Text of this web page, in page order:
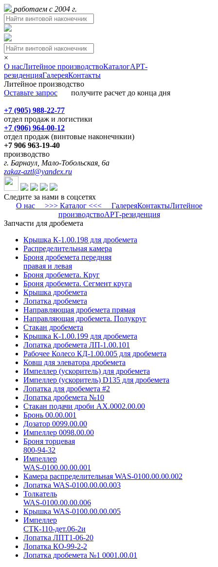
работаем с 2004 г.
×
О насЛитейное производствоКаталогАРТ-
резиденцияГалереяКонтакты
Литейное производство
Оставьте запрос получите расчет до конца дня
+7 (905) 988-22-77
отдел продаж и логистики
+7 (906) 964-00-12
отдел продаж (винтовые наконечнкии)
+7 906 963-19-40
производство
г. Барнаул, Мало-Тобольская, 6а
zakaz-aztl@yandex.ru
Следите за нами в соцсетях
О нас>>> Каталог <<< ГалереяКонтактыЛитейное
производствоАРТ-резиденция
Запчасти для дробемета
Крышка К-1.00.198 для дробемета
Распределительная камера
Броня дробемета передняя
правая и левая
Броня дробемета. Круг
Броня дробемета. Сегмент круга
Крышка дробемета
Лопатка дробемета
Направляющая дробемета прямая
Направляющая дробемета. Полукруг
Стакан дробемета
Крышка К-1.00.199 для дробемета
Лопатка дробемета ЛП-1.00.101
Рабочее Колесо КД-1.00.005 для дробемета
Ковш для элеватора дробемета
Импеллер (ускоритель) для дробемета
Импеллер (ускоритель) D135 для дробемета
Лопатка для дробемета #2
Лопатка дробемета №10
Стакан подачи дроби АХ.0002.00.00
Бронь 00.00.001
Дозатор 0099.00.00
Импеллер 0098.00.00
Броня торцевая
800-94-32
Импеллер
WAS-0100.00.00.001
Камера распределительная WAS-0100.00.00.002
Лопатка WAS-0100.00.00.003
Толкатель
WAS-0100.00.00.006
Крышка WAS-0100.00.00.005
Импеллер
СТК-110-дет.06-2и
Лопатка ЛПТ1-06-20
Лопатка КО-99-2-2
Лопатка дробемета №1 0001.00.01